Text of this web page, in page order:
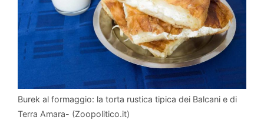
Burek al formaggio: la torta rustica tipica dei Balcani e di
Terra Amara- (Zoopolitico.it)